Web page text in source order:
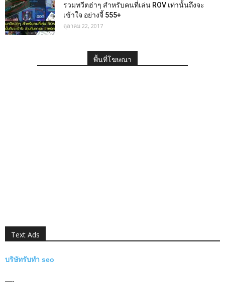
รวมทวีตฮ่าๆ สำหรับคนที่เล่น ROV เท่านั้นถึงจะ
เข้าใจ อย่างจี้ 555+
ตุลาคม 22, 2017
พื้นที่โฆษณา
Text Ads
บริษัทรับทำ seo
—-